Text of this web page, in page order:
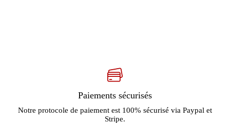
Paiements sécurisés
Notre protocole de paiement est 100% sécurisé via Paypal et
Stripe.